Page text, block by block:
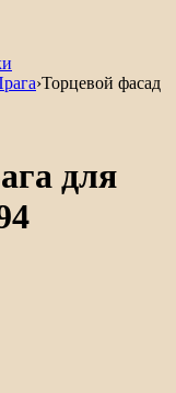
›Торцевой фасад
для